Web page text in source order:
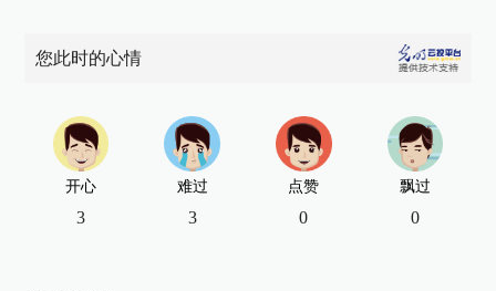
您此时的心情
开心
3
难过
3
点赞
0
飘过
0